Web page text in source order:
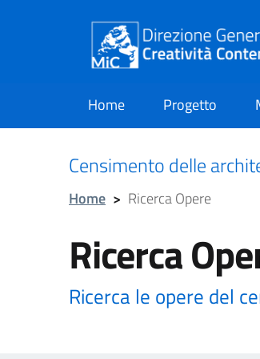
Home
current Progetto
Censimento delle
Home > Ricerca Opere
Ricerca
Ricerca le opere del